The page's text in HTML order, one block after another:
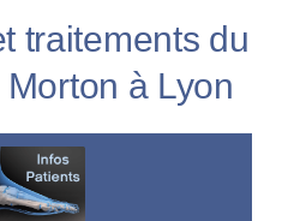
traitements du
à Lyon